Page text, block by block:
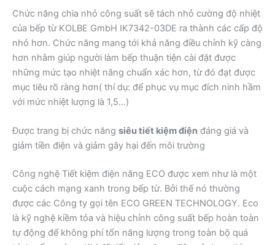
Chức năng chia nhỏ công suất sẽ tách nhỏ cường độ nhiệt
của bếp từ KOLBE GmbH IK7342-03DE ra thành các cấp độ
nhỏ hơn. Chức năng mang tới khả năng điều chỉnh kỹ càng
hơn nhằm giúp người làm bếp thuận tiện cài đặt được
những mức tạo nhiệt năng chuẩn xác hơn, từ đó đạt được
mục tiêu rõ ràng hơn( thí dụ: để phục vụ mục đích ninh hầm
với mức nhiệt lượng là 1,5…)
Được trang bị chức năng siêu tiết kiệm điện đáng giá và
giảm tiền điện và giảm gây hại đến môi trường
Công nghệ Tiết kiệm điện năng ECO được xem như là một
cuộc cách mạng xanh trong bếp từ. Bởi thế nó thường
được các Công ty gọi tên ECO GREEN TECHNOLOGY. Eco
là kỹ nghệ kiềm tỏa và hiệu chỉnh công suất bếp hoàn toàn
tự động để không phí tổn năng lượng trong toàn bộ quá